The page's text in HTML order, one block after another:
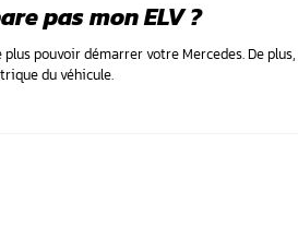
System) est un système antivol
le démarrage du véhicule si
les plus